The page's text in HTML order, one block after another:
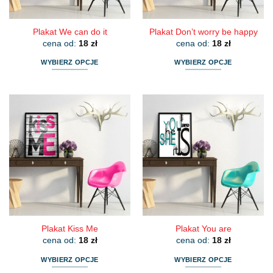
produktu produktu
Plakat We can do it
cena od: 18 zł
WYBIERZ OPCJE
wiele
wariantów.
Opcje
można
wybrać
na
stronie
produktu
Plakat Don’t worry be happy
cena od: 18 zł
WYBIERZ OPCJE
wiele
wariantów.
Opcje
można
wybrać
na
stronie
produktu
Plakat Kiss Me
cena od: 18 zł
WYBIERZ OPCJE
Plakat You are
cena od: 18 zł
WYBIERZ OPCJE